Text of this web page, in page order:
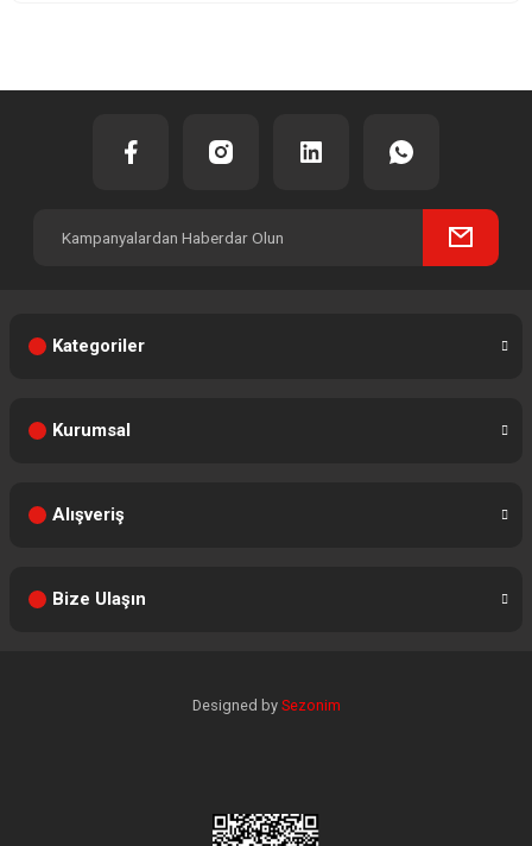
Kategoriler
Kurumsal
Alışveriş
Bize Ulaşın
Designed by Sezonim